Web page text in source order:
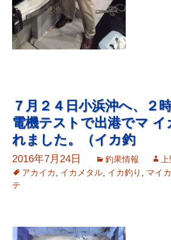
７月２４日小浜沖へ、２
電機テストで出港でマ イ
れました。（イカ釣
2016年7月24日 釣果情報
アカイカ
イカメタル イカ釣り マイカ
テ